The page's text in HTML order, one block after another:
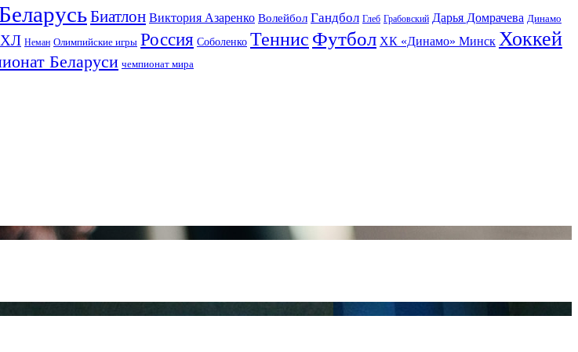
БеларусьБиатлон Виктория Азаренко Волейбол Гандбол Глеб Грабовский Дарья Домрачева Динамо
Неман Олимпийские игры Россия Соболенко Теннис Футбол ХК «Динамо» Минск Хоккей
Беларуси чемпионат мира